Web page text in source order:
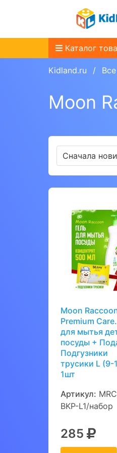
Каталог
Kidland.ru
Moon
Moon
Premium
для мытья
посуды +
Подгузники
трусики L (9-
1шт
Артикул:
BKP-L1/набор
285